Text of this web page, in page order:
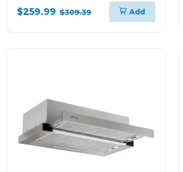
QUEMADORES VITROCERAMICA
TOSCANA76PROB
$259.99 $309.39 Add